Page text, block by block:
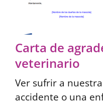
Carta de
veterinario
Ver sufrir a
accidente o una